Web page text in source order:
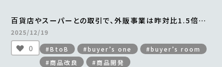
百貨店やスーパーとの取引で、外販事業は昨対比1.5倍。
横浜中華街から全国区へとブランドの認知度も向上
＜from buyer’s one＞
2025/12/19
0 #BtoB #buyer’s one
#buyer’s room
#商品改良
#商品開発